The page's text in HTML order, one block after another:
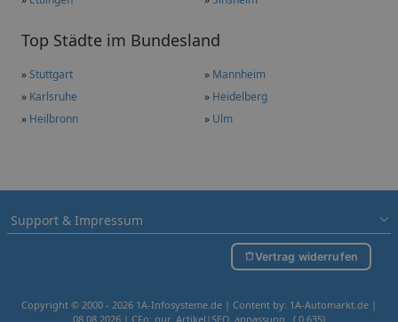
Top Städte im Bundesland
»Stuttgart » Mannheim
» Karlsruhe » Heidelberg
» Heilbronn » Ulm
Support & Impressum
Vertrag widerrufen
Copyright © 2000 - 2026 1A-Infosysteme.de | Content by: 1A-Automarkt.de |
08.08.2026 | CFo: nur_Artikel|SEO_anpassung ( 0.635)